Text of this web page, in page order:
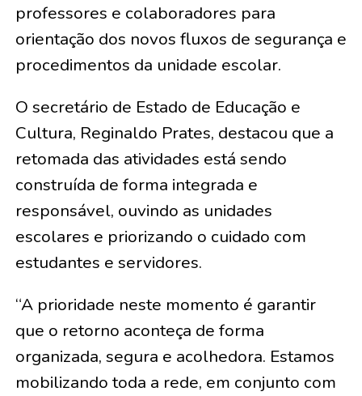
professores e colaboradores para
orientação dos novos fluxos de segurança e
procedimentos da unidade escolar.
O secretário de Estado de Educação e
Cultura, Reginaldo Prates, destacou que a
retomada das atividades está sendo
construída de forma integrada e
responsável, ouvindo as unidades
escolares e priorizando o cuidado com
estudantes e servidores.
“A prioridade neste momento é garantir
que o retorno aconteça de forma
organizada, segura e acolhedora. Estamos
mobilizando toda a rede, em conjunto com